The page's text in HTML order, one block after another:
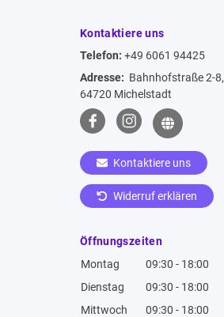
Kontaktiere uns
Telefon: +49 6061 94425
Adresse: Bahnhofstraße 2-8,
64720 Michelstadt
Kontaktiere uns
Widerruf erklären
Öffnungszeiten
Montag
09:30 - 18:00
Dienstag
09:30 - 18:00
Mittwoch
09:30 - 18:00